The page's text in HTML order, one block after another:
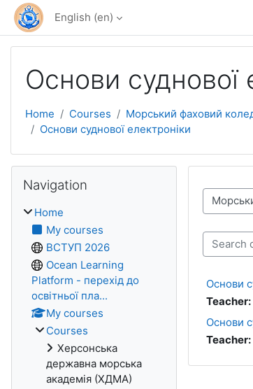
Skip to main content
English ‎(en)‎
Основи суднової
Home Courses Морський фаховий
Основи суднової електроніки
Course categories
Search
Основи
Teacher:
Основи
Teacher:
Navigation
Home
My courses
ВСТУП 2026
Ocean Learning
Platform - перехід до
освітньої пла...
My courses
Courses
Херсонська
державна морська
академія (ХДМА)